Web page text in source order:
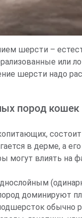
шерсти –
или
шерсти надо
пород кошек
в дерме, а
могут влиять на
доминируют
обычно